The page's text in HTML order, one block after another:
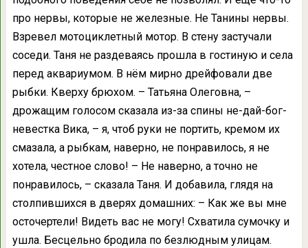
про нервы, которые не железные. Не Танины нервы.
Взревел мотоциклетный мотор. В стену застучали
соседи. Таня не раздеваясь прошла в гостиную и села
перед аквариумом. В нём мирно дрейфовали две
рыбки. Кверху брюхом. – Татьяна Олеговна, –
дрожащим голосом сказала из-за спины не-дай-бог-
невестка Вика, – я, чтоб руки не портить, кремом их
смазала, а рыбкам, наверно, не понравилось, я не
хотела, честное слово! – Не наверно, а точно не
понравилось, – сказала Таня. И добавила, глядя на
столпившихся в дверях домашних: – Как же вы мне
осточертели! Видеть вас не могу! Схватила сумочку и
ушла. Бесцельно бродила по безлюдным улицам.